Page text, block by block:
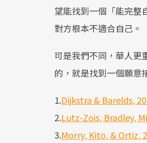
望能找到一個「能完整
對方根本不適合自己。
可是我們不同，華人更
的，就是找到一個願意
1.Dijkstra & Barelds,
2.Lutz-Zois, Bradley,
3.Morry, Kito, & Ortiz,